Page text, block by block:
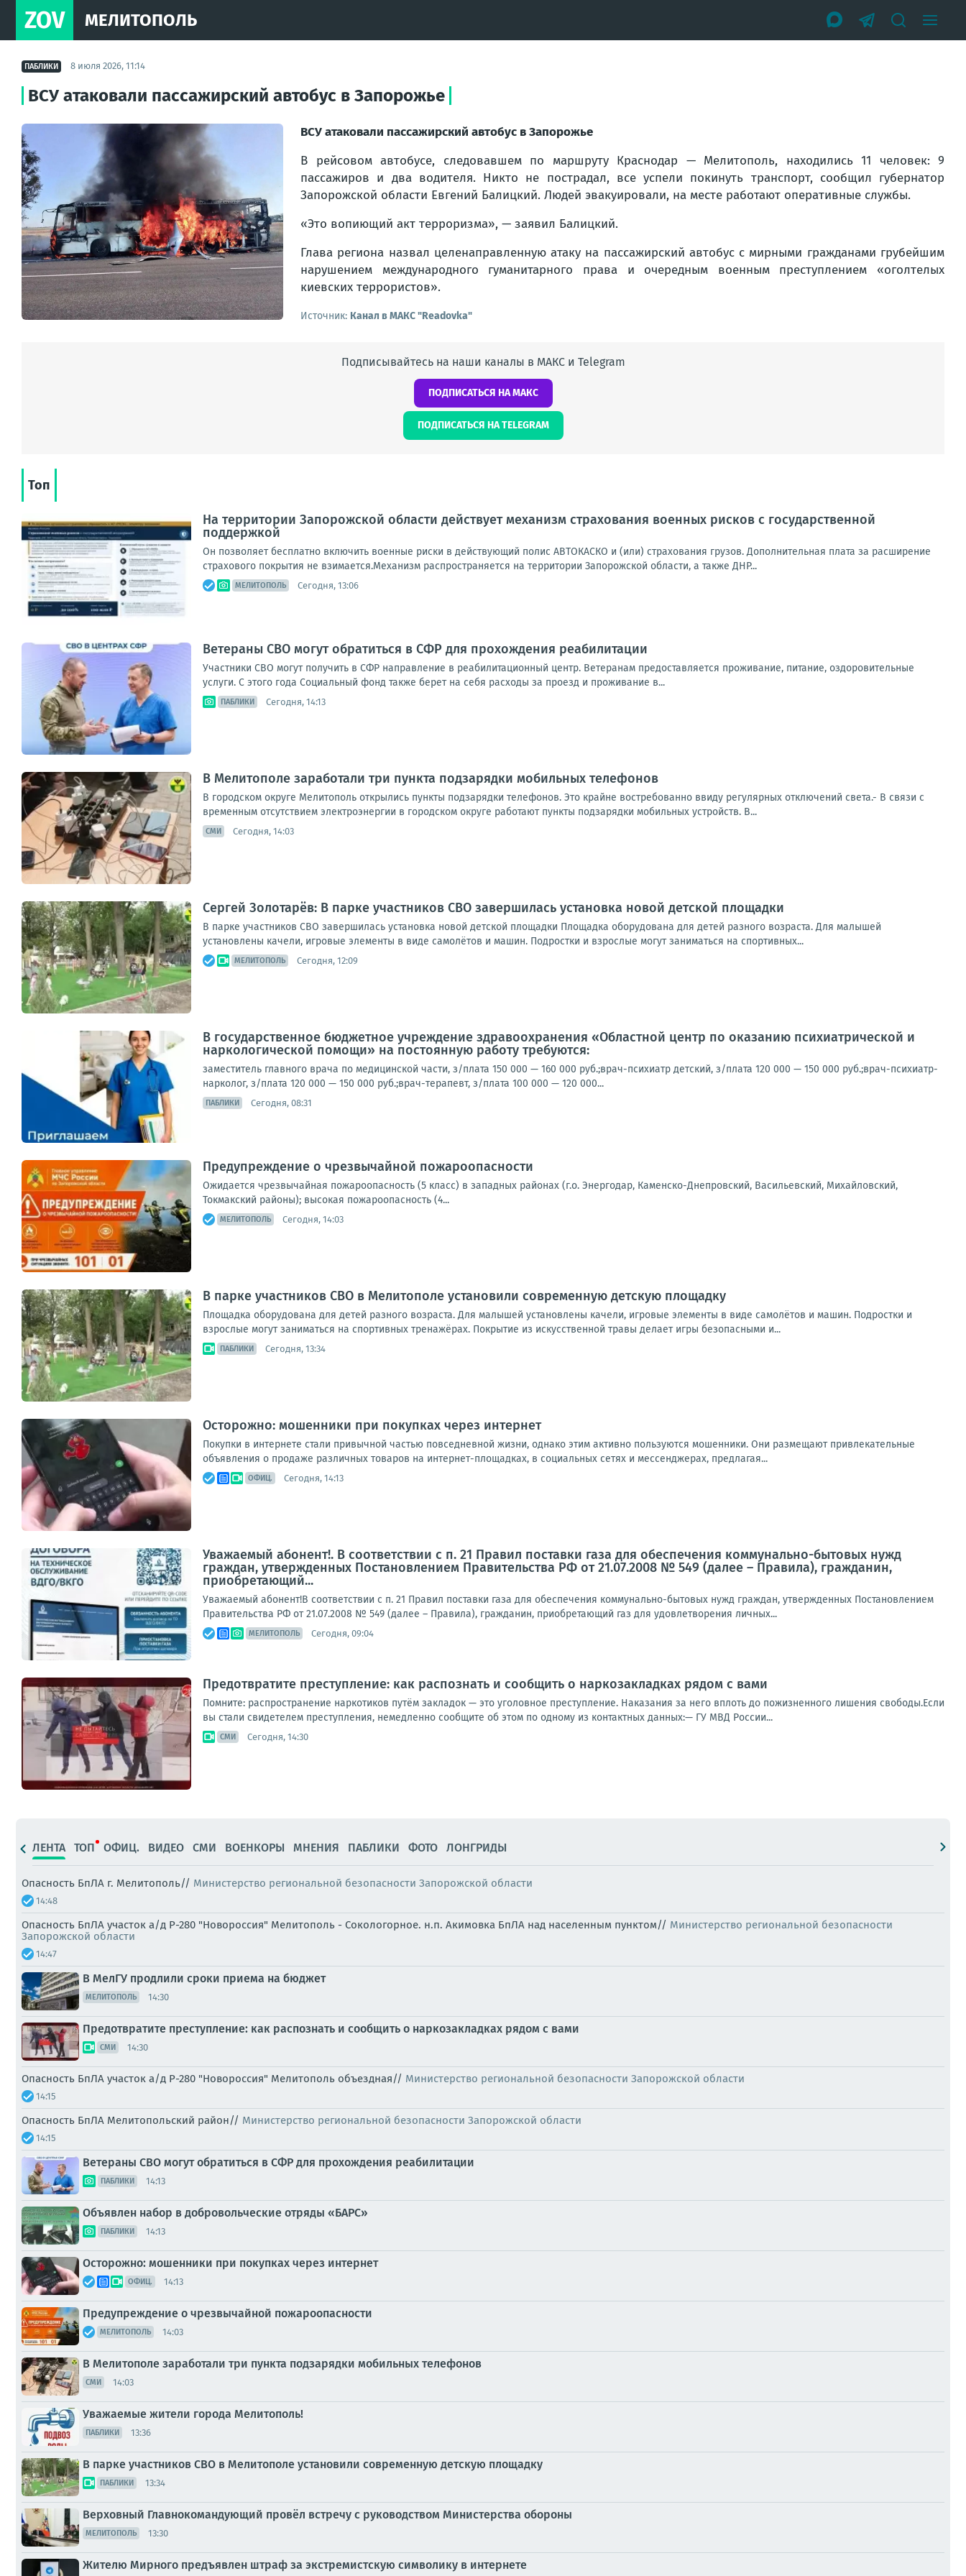
ZOV МЕЛИТОПОЛЬ
ПАБЛИКИ 8 июля 2026, 11:14
ВСУ атаковали пассажирский автобус в Запорожье
ВСУ атаковали пассажирский автобус в Запорожье
В рейсовом автобусе, следовавшем по маршруту Краснодар — Мелитополь, находились 11 человек: 9
пассажиров и два водителя. Никто не пострадал, все успели покинуть транспорт, сообщил губернатор
Запорожской области Евгений Балицкий. Людей эвакуировали, на месте работают оперативные службы.
«Это вопиющий акт терроризма», — заявил Балицкий.
Глава региона назвал целенаправленную атаку на пассажирский автобус с мирными гражданами грубейшим
нарушением международного гуманитарного права и очередным военным преступлением «оголтелых
киевских террористов».
Источник: Канал в МАКС "Readovka"
Подписывайтесь на наши каналы в МАКС и Telegram
ПОДПИСАТЬСЯ НА МАКС
ПОДПИСАТЬСЯ НА TELEGRAM
Топ
На территории Запорожской области действует механизм страхования военных рисков с государственной
поддержкой
Он позволяет бесплатно включить военные риски в действующий полис АВТОКАСКО и (или) страхования грузов. Дополнительная плата за расширение
страхового покрытия не взимается.Механизм распространяется на территории Запорожской области, а также ДНР...
МЕЛИТОПОЛЬ Сегодня, 13:06
Ветераны СВО могут обратиться в СФР для прохождения реабилитации
Участники СВО могут получить в СФР направление в реабилитационный центр. Ветеранам предоставляется проживание, питание, оздоровительные
услуги. С этого года Социальный фонд также берет на себя расходы за проезд и проживание в...
ПАБЛИКИ Сегодня, 14:13
В Мелитополе заработали три пункта подзарядки мобильных телефонов
В городском округе Мелитополь открылись пункты подзарядки телефонов. Это крайне востребованно ввиду регулярных отключений света.- В связи с
временным отсутствием электроэнергии в городском округе работают пункты подзарядки мобильных устройств. В...
СМИ Сегодня, 14:03
Сергей Золотарёв: В парке участников СВО завершилась установка новой детской площадки
В парке участников СВО завершилась установка новой детской площадки Площадка оборудована для детей разного возраста. Для малышей
установлены качели, игровые элементы в виде самолётов и машин. Подростки и взрослые могут заниматься на спортивных...
МЕЛИТОПОЛЬ Сегодня, 12:09
В государственное бюджетное учреждение здравоохранения «Областной центр по оказанию психиатрической и
наркологической помощи» на постоянную работу требуются:
заместитель главного врача по медицинской части, з/плата 150 000 — 160 000 руб.;врач-психиатр детский, з/плата 120 000 — 150 000 руб.;врач-психиатр-
нарколог, з/плата 120 000 — 150 000 руб.;врач-терапевт, з/плата 100 000 — 120 000...
ПАБЛИКИ Сегодня, 08:31
Предупреждение о чрезвычайной пожароопасности
Ожидается чрезвычайная пожароопасность (5 класс) в западных районах (г.о. Энергодар, Каменско-Днепровский, Васильевский, Михайловский,
Токмакский районы); высокая пожароопасность (4...
МЕЛИТОПОЛЬ Сегодня, 14:03
В парке участников СВО в Мелитополе установили современную детскую площадку
Площадка оборудована для детей разного возраста. Для малышей установлены качели, игровые элементы в виде самолётов и машин. Подростки и
взрослые могут заниматься на спортивных тренажёрах. Покрытие из искусственной травы делает игры безопасными и...
ПАБЛИКИ Сегодня, 13:34
Осторожно: мошенники при покупках через интернет
Покупки в интернете стали привычной частью повседневной жизни, однако этим активно пользуются мошенники. Они размещают привлекательные
объявления о продаже различных товаров на интернет-площадках, в социальных сетях и мессенджерах, предлагая...
ОФИЦ. Сегодня, 14:13
Уважаемый абонент!. В соответствии с п. 21 Правил поставки газа для обеспечения коммунально-бытовых нужд
граждан, утвержденных Постановлением Правительства РФ от 21.07.2008 № 549 (далее – Правила), гражданин,
приобретающий...
Уважаемый абонент!В соответствии с п. 21 Правил поставки газа для обеспечения коммунально-бытовых нужд граждан, утвержденных Постановлением
Правительства РФ от 21.07.2008 № 549 (далее – Правила), гражданин, приобретающий газ для удовлетворения личных...
МЕЛИТОПОЛЬ Сегодня, 09:04
Предотвратите преступление: как распознать и сообщить о наркозакладках рядом с вами
Помните: распространение наркотиков путём закладок — это уголовное преступление. Наказания за него вплоть до пожизненного лишения свободы.Если
вы стали свидетелем преступления, немедленно сообщите об этом по одному из контактных данных:— ГУ МВД России...
СМИ Сегодня, 14:30
ЛЕНТА ТОП ОФИЦ. ВИДЕО СМИ ВОЕНКОРЫ МНЕНИЯ ПАБЛИКИ ФОТО ЛОНГРИДЫ
Опасность БпЛА г. Мелитополь// Министерство региональной безопасности Запорожской области
14:48
Опасность БпЛА участок а/д Р-280 "Новороссия" Мелитополь - Сокологорное. н.п. Акимовка БпЛА над населенным пунктом// Министерство региональной безопасности
Запорожской области
14:47
В МелГУ продлили сроки приема на бюджет
МЕЛИТОПОЛЬ 14:30
Предотвратите преступление: как распознать и сообщить о наркозакладках рядом с вами
СМИ 14:30
Опасность БпЛА участок а/д Р-280 "Новороссия" Мелитополь объездная// Министерство региональной безопасности Запорожской области
14:15
Опасность БпЛА Мелитопольский район// Министерство региональной безопасности Запорожской области
14:15
Ветераны СВО могут обратиться в СФР для прохождения реабилитации
ПАБЛИКИ 14:13
Объявлен набор в добровольческие отряды «БАРС»
ПАБЛИКИ 14:13
Осторожно: мошенники при покупках через интернет
ОФИЦ. 14:13
Предупреждение о чрезвычайной пожароопасности
МЕЛИТОПОЛЬ 14:03
В Мелитополе заработали три пункта подзарядки мобильных телефонов
СМИ 14:03
Уважаемые жители города Мелитополь!
ПАБЛИКИ 13:36
В парке участников СВО в Мелитополе установили современную детскую площадку
ПАБЛИКИ 13:34
Верховный Главнокомандующий провёл встречу с руководством Министерства обороны
МЕЛИТОПОЛЬ 13:30
Жителю Мирного предъявлен штраф за экстремистскую символику в интернете